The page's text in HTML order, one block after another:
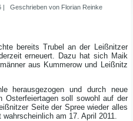
| Geschrieben von Florian Reinke
bereits Trubel an der Leißnitzer
erneuert. Dazu hat sich Maik
aus Kummerow und Leißnitz
herausgezogen und durch neue
Osterfeiertagen soll sowohl auf der
Seite der Spree wieder alles
am 17. April 2011.